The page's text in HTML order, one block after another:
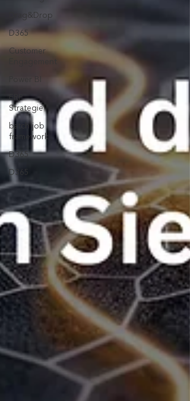
Drag&Drop
D365
Customer
Power BI
ERP
Strategie
batch job
framework
D365
D365